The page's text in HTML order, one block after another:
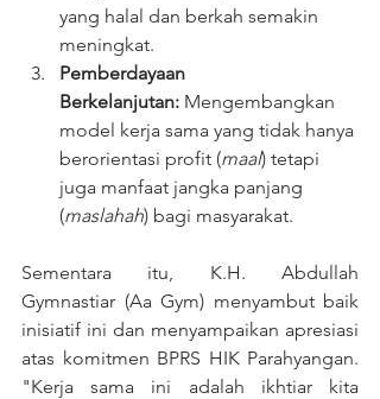
yang halal dan berkah semakin
meningkat.
Pemberdayaan
Berkelanjutan: Mengembangkan
model kerja sama yang tidak hanya
berorientasi profit (maal) tetapi
juga manfaat jangka panjang
(maslahah) bagi masyarakat.
Sementara itu, K.H. Abdullah
Gymnastiar (Aa Gym) menyambut baik
inisiatif ini dan menyampaikan apresiasi
atas komitmen BPRS HIK Parahyangan.
"Kerja sama ini adalah ikhtiar kita